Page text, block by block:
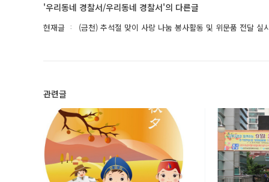
'우리동네 경찰서/우리동네 경찰서'의 다른글
현재글 (금천) 추석절 맞이 사랑 나눔 봉사활동 및 위문품 전달 실
관련글